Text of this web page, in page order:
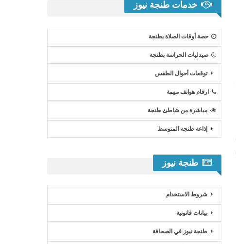
خدمات طنجة نيوز
حصة أوقات الصلاة بطنجة
صيدليات الحراسة بطنجة
توقعات أحوال الطقس
ارقام هواتف مهمة
مباشرة من شاطئ طنجة
إذاعة طنجة المتوسط
طنجة نيوز
شروط الاستخدام
بيانات قانونية
طنجة نيوز في الصحافة